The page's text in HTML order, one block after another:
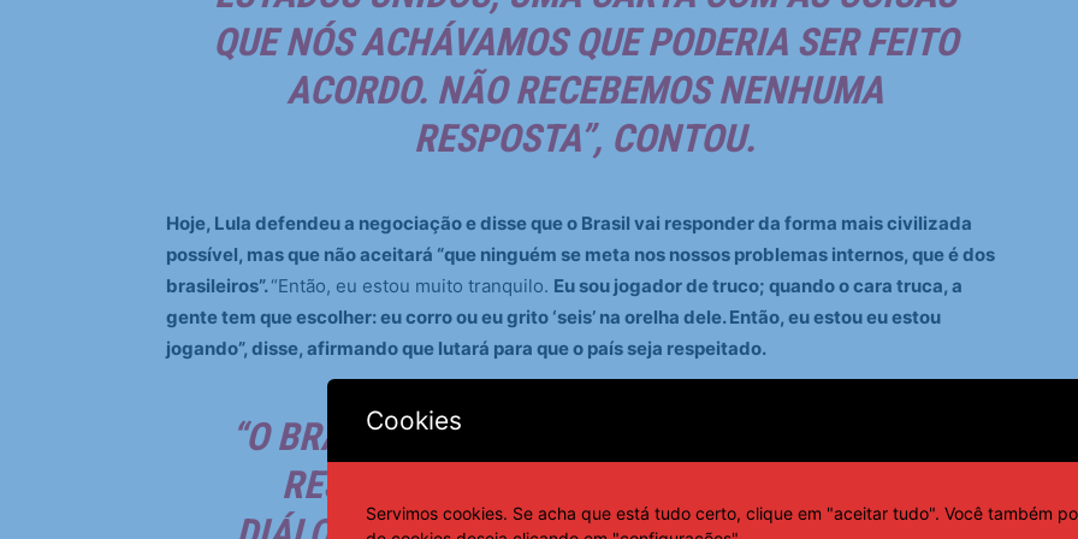
QUE NÓS ACHÁVAMOS QUE PODERIA SER FEITO
ACORDO. NÃO RECEBEMOS NENHUMA
RESPOSTA”, CONTOU.
Hoje, Lula defendeu a negociação e disse que o Brasil vai responder da forma mais civilizada
possível, mas que não aceitará “que ninguém se meta nos nossos problemas internos, que é dos
brasileiros”.“Então, eu estou muito tranquilo. Eu sou jogador de truco; quando o cara truca, a
gente tem que escolher: eu corro ou eu grito ‘seis’ na orelha dele. Então, eu estou eu estou
jogando”, disse, afirmando que lutará para que o país seja respeitado.
“O BRASIL GOSTA DE NEGOCIAÇÃO, O BRASIL
RESPEITA A NEGOCIAÇÃO, RESPEITA O
Cookies
Servimos cookies. Se acha que está tudo certo, clique em "aceitar tudo". Você também